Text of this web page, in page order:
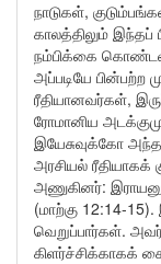
நாடுகள்,
காலத்திலும் இந்தப்
நம்பிக்கை
அப்படியே பின்பற்ற
ரீதியானவர்கள்,
ரோமானிய
இயேசுவுக்கோ
அரசியல் ரீதியாகக்
அணுகினர்:
(மாற்கு 12:14-
வெறுப்பார்கள்.
கிளர்ச்சிக்காகக்